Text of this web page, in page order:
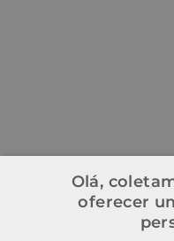
Olá,
oferecer